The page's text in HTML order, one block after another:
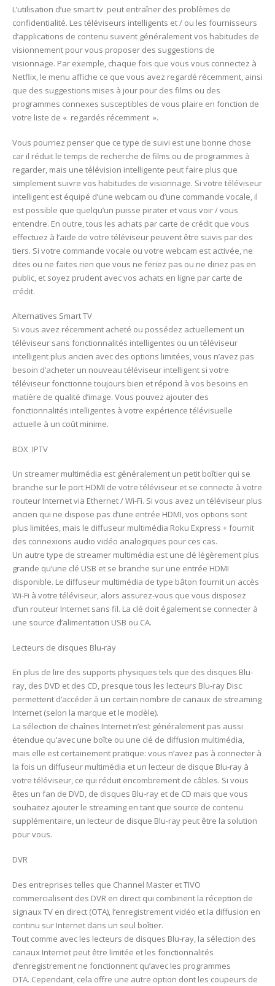
L’utilisation d’ue smart tv peut entraîner des problèmes de
confidentialité. Les téléviseurs intelligents et / ou les fournisseurs
d’applications de contenu suivent généralement vos habitudes de
visionnement pour vous proposer des suggestions de
visionnage. Par exemple, chaque fois que vous vous connectez à
Netflix, le menu affiche ce que vous avez regardé récemment, ainsi
que des suggestions mises à jour pour des films ou des
programmes connexes susceptibles de vous plaire en fonction de
votre liste de « regardés récemment ».
Vous pourriez penser que ce type de suivi est une bonne chose
car il réduit le temps de recherche de films ou de programmes à
regarder, mais une télévision intelligente peut faire plus que
simplement suivre vos habitudes de visionnage. Si votre téléviseur
intelligent est équipé d’une webcam ou d’une commande vocale, il
est possible que quelqu’un puisse pirater et vous voir / vous
entendre. En outre, tous les achats par carte de crédit que vous
effectuez à l’aide de votre téléviseur peuvent être suivis par des
tiers. Si votre commande vocale ou votre webcam est activée, ne
dites ou ne faites rien que vous ne feriez pas ou ne diriez pas en
public, et soyez prudent avec vos achats en ligne par carte de
crédit.
Alternatives Smart TV
Si vous avez récemment acheté ou possédez actuellement un
téléviseur sans fonctionnalités intelligentes ou un téléviseur
intelligent plus ancien avec des options limitées, vous n’avez pas
besoin d’acheter un nouveau téléviseur intelligent si votre
téléviseur fonctionne toujours bien et répond à vos besoins en
matière de qualité d’image. Vous pouvez ajouter des
fonctionnalités intelligentes à votre expérience télévisuelle
actuelle à un coût minime.
BOX IPTV
Un streamer multimédia est généralement un petit boîtier qui se
branche sur le port HDMI de votre téléviseur et se connecte à votre
routeur Internet via Ethernet / Wi-Fi. Si vous avez un téléviseur plus
ancien qui ne dispose pas d’une entrée HDMI, vos options sont
plus limitées, mais le diffuseur multimédia Roku Express + fournit
des connexions audio vidéo analogiques pour ces cas.
Un autre type de streamer multimédia est une clé légèrement plus
grande qu’une clé USB et se branche sur une entrée HDMI
disponible. Le diffuseur multimédia de type bâton fournit un accès
Wi-Fi à votre téléviseur, alors assurez-vous que vous disposez
d’un routeur Internet sans fil. La clé doit également se connecter à
une source d’alimentation USB ou CA.
Lecteurs de disques Blu-ray
En plus de lire des supports physiques tels que des disques Blu-
ray, des DVD et des CD, presque tous les lecteurs Blu-ray Disc
permettent d’accéder à un certain nombre de canaux de streaming
Internet (selon la marque et le modèle).
La sélection de chaînes Internet n’est généralement pas aussi
étendue qu’avec une boîte ou une clé de diffusion multimédia,
mais elle est certainement pratique: vous n’avez pas à connecter à
la fois un diffuseur multimédia et un lecteur de disque Blu-ray à
votre téléviseur, ce qui réduit encombrement de câbles. Si vous
êtes un fan de DVD, de disques Blu-ray et de CD mais que vous
souhaitez ajouter le streaming en tant que source de contenu
supplémentaire, un lecteur de disque Blu-ray peut être la solution
pour vous.
DVR
Des entreprises telles que Channel Master et TIVO
commercialisent des DVR en direct qui combinent la réception de
signaux TV en direct (OTA), l’enregistrement vidéo et la diffusion en
continu sur Internet dans un seul boîtier.
Tout comme avec les lecteurs de disques Blu-ray, la sélection des
canaux Internet peut être limitée et les fonctionnalités
d’enregistrement ne fonctionnent qu’avec les programmes
OTA. Cependant, cela offre une autre option dont les coupeurs de